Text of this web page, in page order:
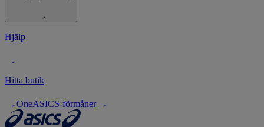
Hjälp
Hitta butik
OneASICS-förmåner